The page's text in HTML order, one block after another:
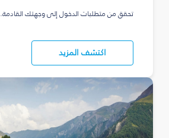
تحقق من متطلبات الدخول إلى وجهتك القادمة.
اكتشف المزيد